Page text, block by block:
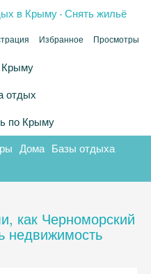
в Крыму .Снять жильё
Избранное Просмотры
отдых
по Крыму
Дома Базы отдыха
как Черноморский
недвижимость